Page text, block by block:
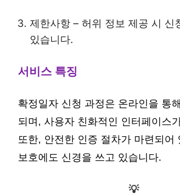
제한사항 – 허위 정보 제공 시 신
있습니다.
서비스 특징
확정일자 신청 과정은 온라인을 통
되며, 사용자 친화적인 인터페이스
또한, 안전한 인증 절차가 마련되어
보호에도 신경을 쓰고 있습니다.
💡